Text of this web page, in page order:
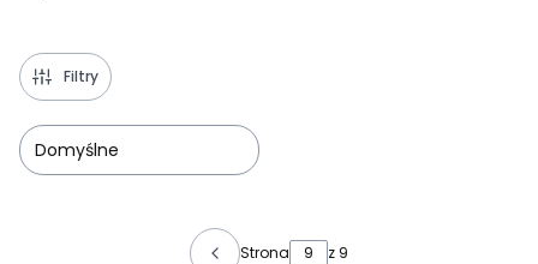
Filtry
Domyślne
Strona z 9